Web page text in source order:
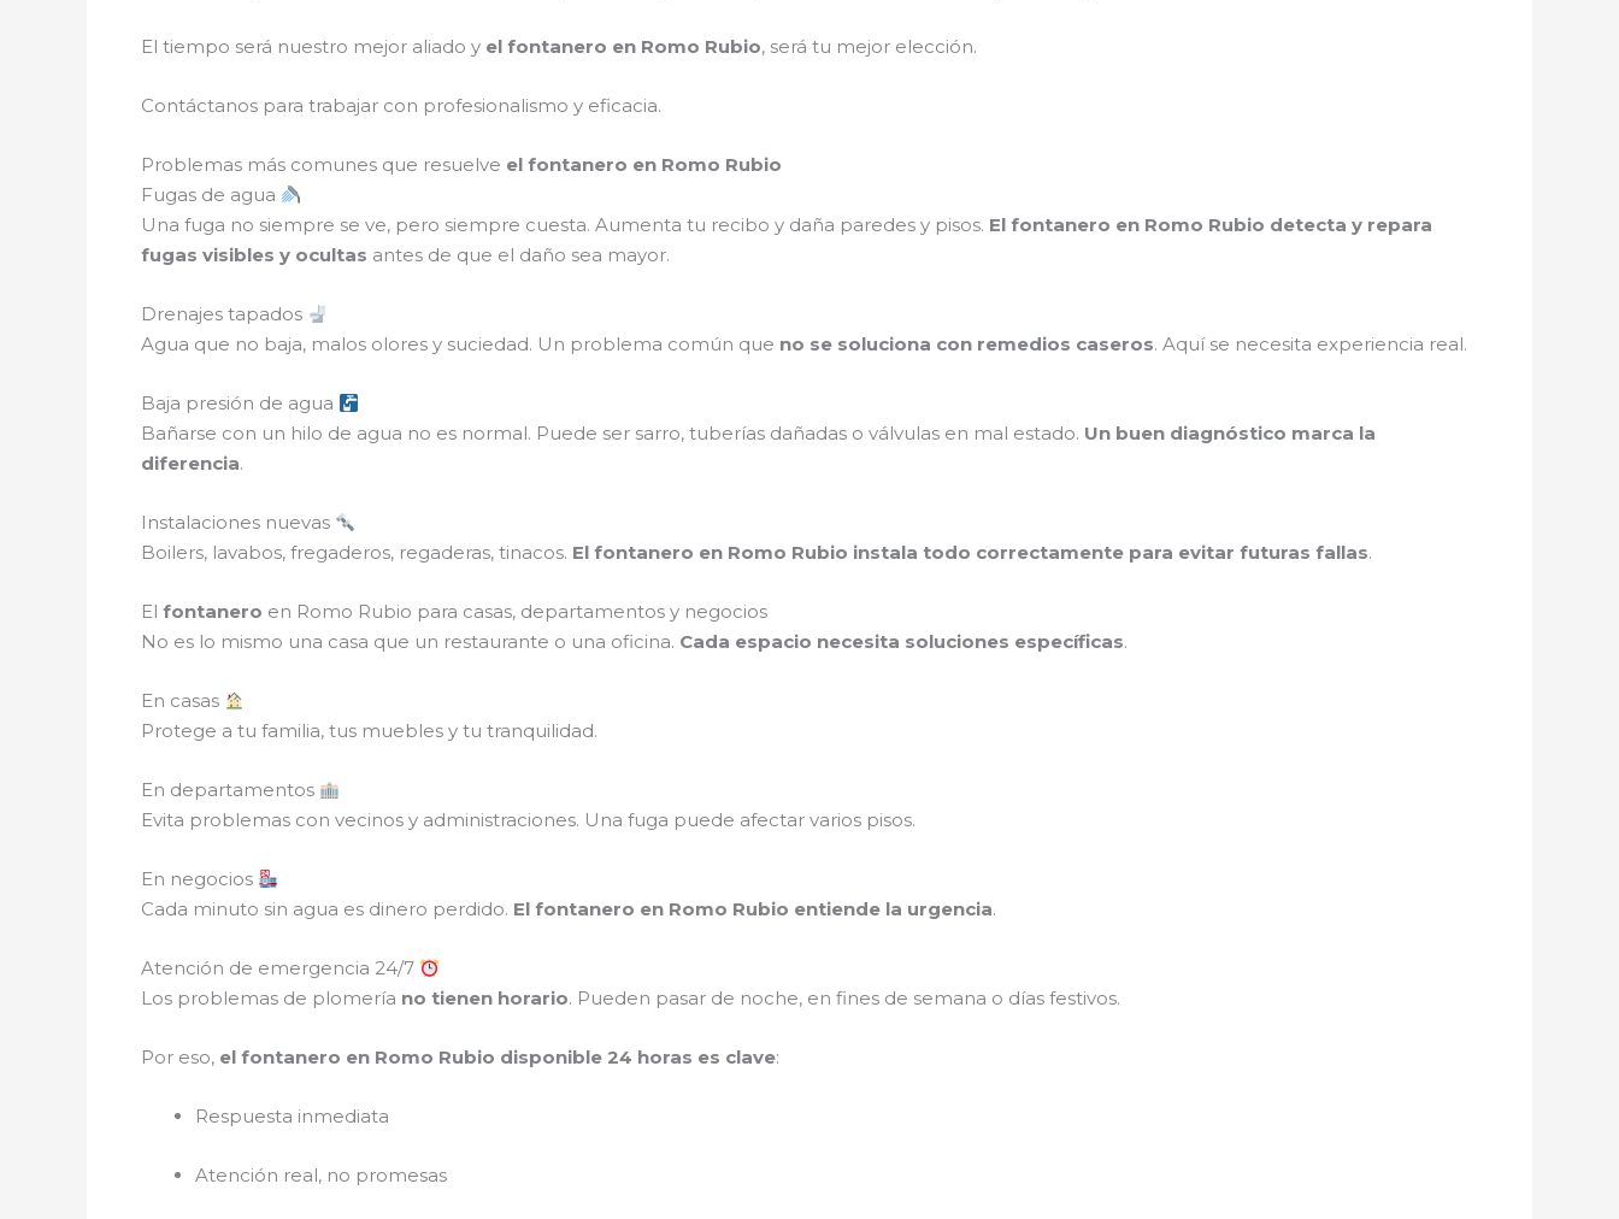
El tiempo será nuestro mejor aliado y el fontanero en Romo Rubio, será tu mejor elección.
Contáctanos para trabajar con profesionalismo y eficacia.
Problemas más comunes que resuelve el fontanero en Romo Rubio
Fugas de agua
Una fuga no siempre se ve, pero siempre cuesta. Aumenta tu recibo y daña paredes y pisos. El fontanero en Romo Rubio detecta y repara
fugas visibles y ocultas antes de que el daño sea mayor.
Drenajes tapados
Agua que no baja, malos olores y suciedad. Un problema común que no se soluciona con remedios caseros. Aquí se necesita experiencia real.
Baja presión de agua
Bañarse con un hilo de agua no es normal. Puede ser sarro, tuberías dañadas o válvulas en mal estado. Un buen diagnóstico marca la
diferencia.
Instalaciones nuevas
Boilers, lavabos, fregaderos, regaderas, tinacos. El fontanero en Romo Rubio instala todo correctamente para evitar futuras fallas.
El fontanero en Romo Rubio para casas, departamentos y negocios
No es lo mismo una casa que un restaurante o una oficina. Cada espacio necesita soluciones específicas.
En casas
Protege a tu familia, tus muebles y tu tranquilidad.
En departamentos
Evita problemas con vecinos y administraciones. Una fuga puede afectar varios pisos.
En negocios
Cada minuto sin agua es dinero perdido. El fontanero en Romo Rubio entiende la urgencia.
Atención de emergencia 24/7
Los problemas de plomería no tienen horario. Pueden pasar de noche, en fines de semana o días festivos.
Por eso, el fontanero en Romo Rubio disponible 24 horas es clave:
Respuesta inmediata
Atención real, no promesas